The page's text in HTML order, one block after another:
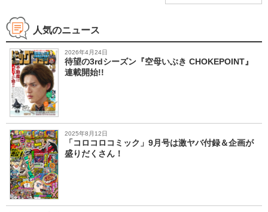
人気のニュース
2026年4月24日
待望の3rdシーズン『空母いぶき CHOKEPOINT』
連載開始!!
2025年8月12日
「コロコロコミック」9月号は激ヤバ付録＆企画が
盛りだくさん！